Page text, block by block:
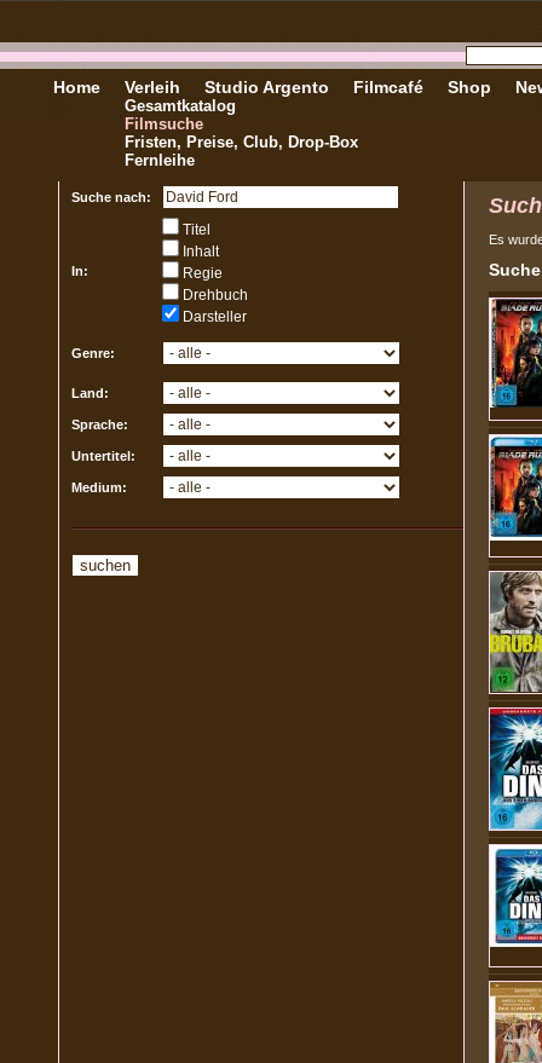
Home Verleih
Gesamtkatalog
Filmsuche
Fristen, Preise, Club, Drop-Box
Fernleihe
Studio Argento Filmcafé Shop
Suche nach:
In:
Titel
Inhalt
Regie
Drehbuch
Darsteller
Genre:
Land:
Sprache:
Untertitel:
Medium:
Es